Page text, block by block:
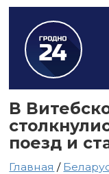
В
поезд и
Главная /